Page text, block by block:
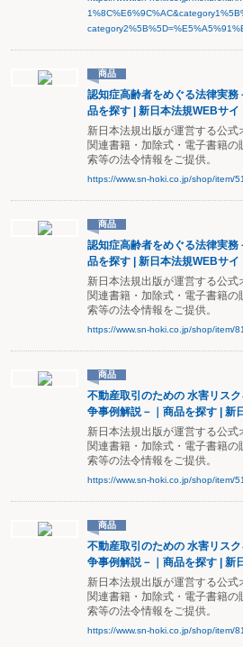
商品
認知症高齢者をめぐる法律実
品を探す | 新日本法規WEBサイ
新日本法規出版が運営する公
関連書籍・加除式・電子書籍
索等の法令情報をご提供。
https://www.sn-hoki.co.jp/shop/item/
商品
認知症高齢者をめぐる法律実
品を探す | 新日本法規WEBサイ
新日本法規出版が運営する公
関連書籍・加除式・電子書籍
索等の法令情報をご提供。
https://www.sn-hoki.co.jp/shop/item/
商品
不動産取引のための 水害リス
争事例解説－｜商品を探す | 新
新日本法規出版が運営する公
関連書籍・加除式・電子書籍
索等の法令情報をご提供。
https://www.sn-hoki.co.jp/shop/item/
商品
不動産取引のための 水害リス
争事例解説－｜商品を探す | 新
新日本法規出版が運営する公
関連書籍・加除式・電子書籍
索等の法令情報をご提供。
https://www.sn-hoki.co.jp/shop/item/